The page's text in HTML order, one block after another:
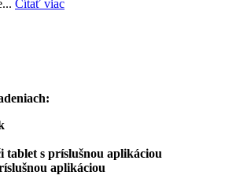
Čítať viac
tablet s príslušnou aplikáciou
aplikáciou